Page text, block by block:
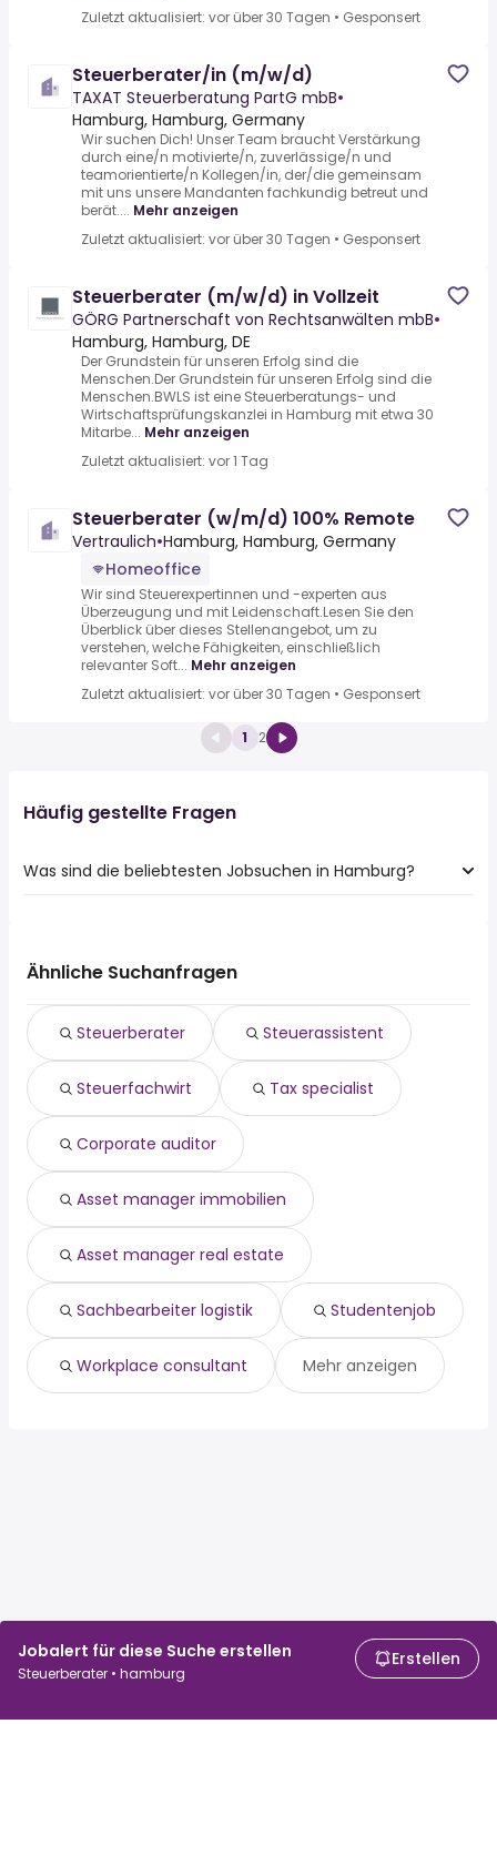
Jobalert für diese Suche erstellen
Steuerberater • hamburg
Erstellen
Zuletzt aktualisiert: vor über 30 Tagen • Gesponsert
Steuerberater/in (m/w/d)
TAXAT Steuerberatung PartG mbB•
Hamburg, Hamburg, Germany
Wir suchen Dich! Unser Team braucht Verstärkung
durch eine/n motivierte/n, zuverlässige/n und
teamorientierte/n Kollegen/in, der/die gemeinsam
mit uns unsere Mandanten fachkundig betreut und
berät.... Mehr anzeigen
Zuletzt aktualisiert: vor über 30 Tagen • Gesponsert
Steuerberater (m/w/d) in Vollzeit
GÖRG Partnerschaft von Rechtsanwälten mbB•
Hamburg, Hamburg, DE
Der Grundstein für unseren Erfolg sind die
Menschen.Der Grundstein für unseren Erfolg sind die
Menschen.BWLS ist eine Steuerberatungs- und
Wirtschaftsprüfungskanzlei in Hamburg mit etwa 30
Mitarbe... Mehr anzeigen
Zuletzt aktualisiert: vor 1 Tag
Steuerberater (w/m/d) 100% Remote
Vertraulich•Hamburg, Hamburg, Germany
Homeoffice
Wir sind Steuerexpertinnen und -experten aus
Überzeugung und mit Leidenschaft.Lesen Sie den
Überblick über dieses Stellenangebot, um zu
verstehen, welche Fähigkeiten, einschließlich
relevanter Soft... Mehr anzeigen
Zuletzt aktualisiert: vor über 30 Tagen • Gesponsert
1 2
Häufig gestellte Fragen
Was sind die beliebtesten Jobsuchen in Hamburg?
teilzeit
wochenende
520 euro
minijob
minijobber
homeoffice
Ähnliche Suchanfragen
Steuerberater Steuerassistent
Steuerfachwirt Tax specialist
Corporate auditor
Asset manager immobilien
Asset manager real estate
Sachbearbeiter logistik Studentenjob
Workplace consultant Mehr anzeigen